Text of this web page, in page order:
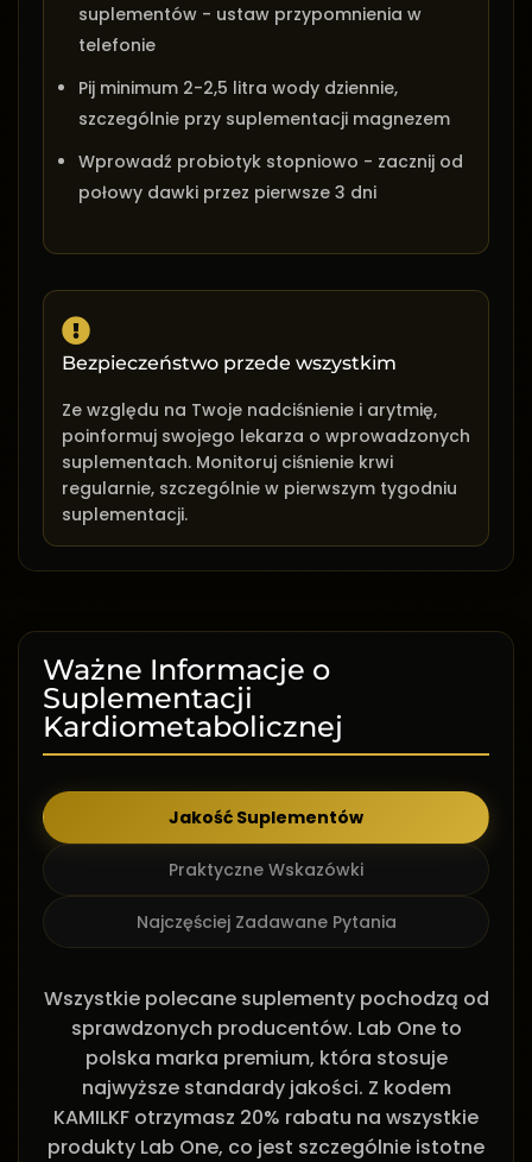
suplementów - ustaw przypomnienia w
telefonie
Pij minimum 2-2,5 litra wody dziennie,
szczególnie przy suplementacji magnezem
Wprowadź probiotyk stopniowo - zacznij od
połowy dawki przez pierwsze 3 dni
Bezpieczeństwo przede wszystkim
Ze względu na Twoje nadciśnienie i arytmię,
poinformuj swojego lekarza o wprowadzonych
suplementach. Monitoruj ciśnienie krwi
regularnie, szczególnie w pierwszym tygodniu
suplementacji.
Ważne Informacje o
Suplementacji
Kardiometabolicznej
Jakość Suplementów
Praktyczne Wskazówki
Najczęściej Zadawane Pytania
Wszystkie polecane suplementy pochodzą od
sprawdzonych producentów. Lab One to
polska marka premium, która stosuje
najwyższe standardy jakości. Z kodem
KAMILKF otrzymasz 20% rabatu na wszystkie
produkty Lab One, co jest szczególnie istotne